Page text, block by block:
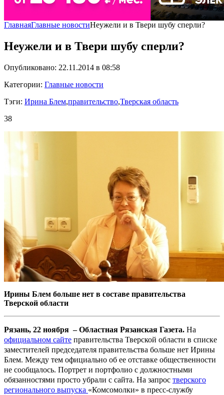
ГлавнаяГлавные новостиНеужели и в Твери шубу сперли?
Неужели и в Твери шубу сперли?
Опубликовано: 22.11.2014 в 08:58
Категории: Главные новости
Тэги: Ирина Блем,правительство,Тверская область
38
Ирины Блем больше нет в составе правительства
Тверской области
Рязань, 22 ноября – Областная Рязанская Газета. На
официальном сайте правительства Тверской области в списке
заместителей председателя правительства больше нет Ирины
Блем. Между тем официально об ее отставке общественности
не сообщалось. Портрет и портфолио с должностными
обязанностями просто убрали с сайта. На запрос тверского
регионального выпуска «Комсомолки» в пресс-службу